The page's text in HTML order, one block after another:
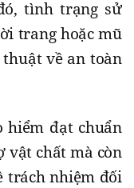
tình trạng sử
trang hoặc mũ
về an toàn
hiểm đạt chuẩn
vật chất mà còn
trách nhiệm đối